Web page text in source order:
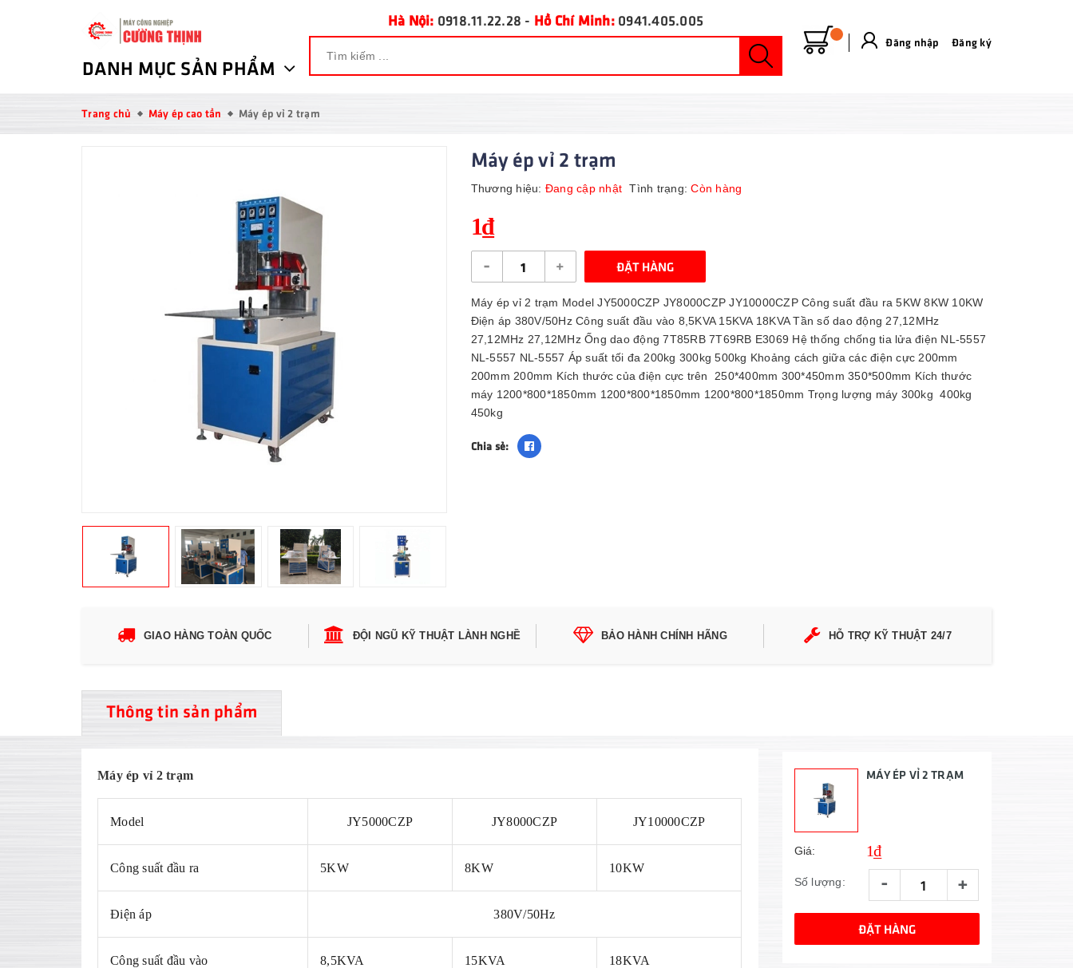
DANH MỤC SẢN PHẨM
Hà Nội: 0918.11.22.28 - Hồ Chí Minh: 0941.405.005
Đăng nhập Đăng ký
Trang chủ Máy ép cao tần Máy ép vỉ 2 trạm
Máy ép vỉ 2 trạm
Thương hiệu: Đang cập nhật Tình trạng:Còn hàng
1₫
- + ĐẶT HÀNG
Máy ép vỉ 2 trạm Model JY5000CZP JY8000CZP JY10000CZP Công suất đầu ra 5KW 8KW 10KW
Điện áp 380V/50Hz Công suất đầu vào 8,5KVA 15KVA 18KVA Tần số dao động 27,12MHz
27,12MHz 27,12MHz Ống dao động 7T85RB 7T69RB E3069 Hệ thống chống tia lửa điện NL-5557
NL-5557 NL-5557 Áp suất tối đa 200kg 300kg 500kg Khoảng cách giữa các điện cực 200mm
200mm 200mm Kích thước của điện cực trên 250*400mm 300*450mm 350*500mm Kích thước
máy 1200*800*1850mm 1200*800*1850mm 1200*800*1850mm Trọng lượng máy 300kg 400kg
450kg
Chia sẻ:
GIAO HÀNG TOÀN QUỐC ĐỘI NGŨ KỸ THUẬT LÀNH NGHỀ BẢO HÀNH CHÍNH HÃNG HỖ TRỢ KỸ THUẬT 24/7
Thông tin sản phẩm
Máy ép vỉ 2 trạm
Model JY5000CZP JY8000CZP JY10000CZP
Công suất đầu ra 5KW 8KW 10KW
Điện áp 380V/50Hz
Công suất đầu vào 8,5KVA 15KVA 18KVA
MÁY ÉP VỈ 2 TRẠM
Giá: 1₫
Số lượng: - +
ĐẶT HÀNG